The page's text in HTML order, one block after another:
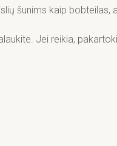
šunims kaip bobteilas,
Jei reikia,